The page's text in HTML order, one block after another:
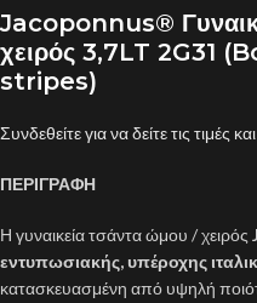
Jacoponnus®
χειρός 3,7LT 2G31
stripes)
Συνδεθείτε για να δείτε τις τιμές
ΠΕΡΙΓΡΑΦΗ
Η γυναικεία τσάντα ώμου / χειρός
εντυπωσιακής, υπέροχης
κατασκευασμένη από υψηλή